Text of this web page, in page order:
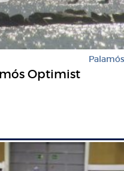
Palamós
Optimist